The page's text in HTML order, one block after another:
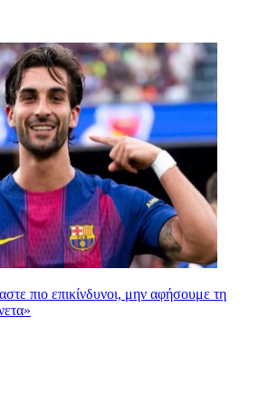
πιο επικίνδυνοι, μην αφήσουμε τη